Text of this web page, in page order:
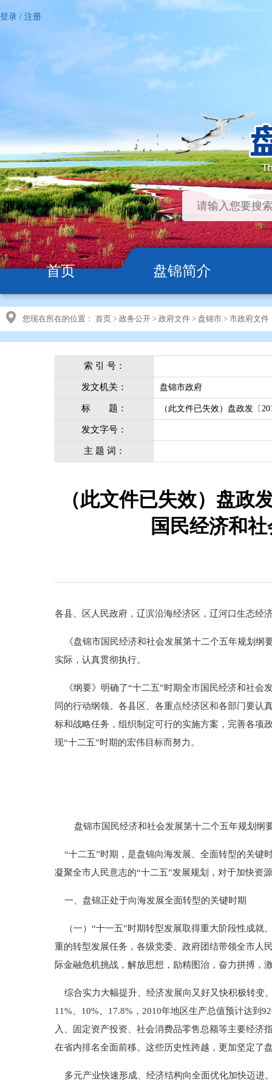
登录 / 注册
首页 盘锦简介
您现在所在的位置： 首页 > 政务公开 > 政府文件 > 盘锦市 > 市政府文件
索 引 号：
发文机关： 盘锦市政府
标 题： （此文件已失效）盘政发〔
发文字号：
主 题 词：
（此文件已失效）盘政
国民经济和
各县、区人民政府，辽滨沿海经济区，辽河口生态经
《盘锦市国民经济和社会发展第十二个五年规划纲
实际，认真贯彻执行。
《纲要》明确了“十二五”时期全市国民经济和社会
同的行动纲领。各县区、各重点经济区和各部门要认
标和战略任务，组织制定可行的实施方案，完善各项
现“十二五”时期的宏伟目标而努力。
盘锦市国民经济和社会发展第十二个五年规划纲
“十二五”时期，是盘锦向海发展、全面转型的关键
凝聚全市人民意志的“十二五”发展规划，对于加快资
一、盘锦正处于向海发展全面转型的关键时期
（一）“十一五”时期转型发展取得重大阶段性成就
重的转型发展任务，各级党委、政府团结带领全市人
际金融危机挑战，解放思想，励精图治，奋力拼搏，
综合实力大幅提升、经济发展向又好又快积极转变
11%、10%、17.8%，2010年地区生产总值预计达到
入、固定资产投资、社会消费品零售总额等主要经济
在省内排名全面前移。这些历史性跨越，更加坚定了
多元产业快速形成、经济结构向全面优化加快迈进